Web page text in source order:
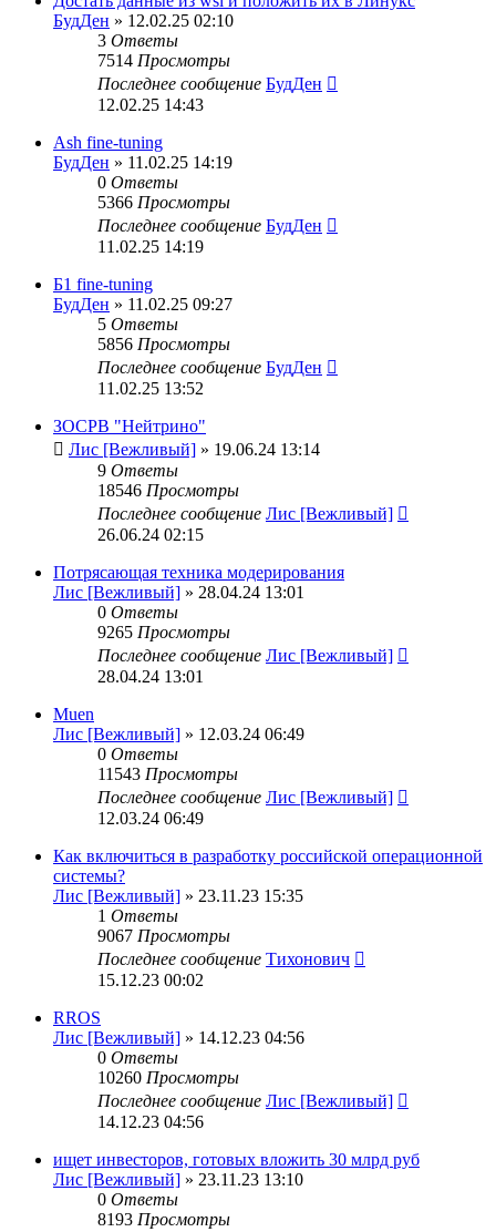
БудДен » 12.02.25 02:10
3 Ответы
7514 Просмотры
Последнее сообщение БудДен
12.02.25 14:43
Ash fine-tuning
БудДен » 11.02.25 14:19
0 Ответы
5366 Просмотры
Последнее сообщение БудДен
11.02.25 14:19
Б1 fine-tuning
БудДен » 11.02.25 09:27
5 Ответы
5856 Просмотры
Последнее сообщение БудДен
11.02.25 13:52
ЗОСРВ "Нейтрино"
Лис [Вежливый] » 19.06.24 13:14
9 Ответы
18546 Просмотры
Последнее сообщение Лис [Вежливый]
26.06.24 02:15
Потрясающая техника модерирования
Лис [Вежливый] » 28.04.24 13:01
0 Ответы
9265 Просмотры
Последнее сообщение Лис [Вежливый]
28.04.24 13:01
Muen
Лис [Вежливый] » 12.03.24 06:49
0 Ответы
11543 Просмотры
Последнее сообщение Лис [Вежливый]
12.03.24 06:49
Как включиться в разработку российской операционной
системы?
Лис [Вежливый] » 23.11.23 15:35
1 Ответы
9067 Просмотры
Последнее сообщение Тихонович
15.12.23 00:02
RROS
Лис [Вежливый] » 14.12.23 04:56
0 Ответы
10260 Просмотры
Последнее сообщение Лис [Вежливый]
14.12.23 04:56
ищет инвесторов, готовых вложить 30 млрд руб
Лис [Вежливый] » 23.11.23 13:10
0 Ответы
8193 Просмотры